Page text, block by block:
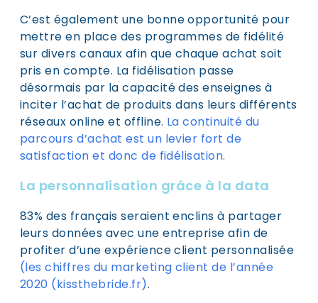
C’est également une bonne opportunité pour
mettre en place des programmes de fidélité
sur divers canaux afin que chaque achat soit
pris en compte. La fidélisation passe
désormais par la capacité des enseignes à
inciter l’achat de produits dans leurs différents
réseaux online et offline. La continuité du
parcours d’achat est un levier fort de
satisfaction et donc de fidélisation.
La personnalisation grâce à la data
83% des français seraient enclins à partager
leurs données avec une entreprise afin de
profiter d’une expérience client personnalisée
(les chiffres du marketing client de l’année
2020 (kissthebride.fr).